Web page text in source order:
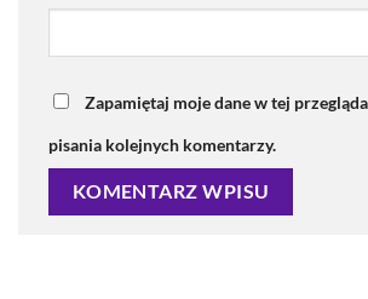
Zapamiętaj moje dane w tej
pisania kolejnych komentarzy.